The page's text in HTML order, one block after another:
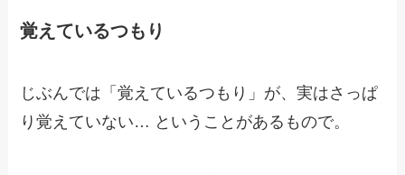
覚えているつもり
じぶんでは「覚えているつもり」が、実はさっぱ
り覚えていない… ということがあるもので。